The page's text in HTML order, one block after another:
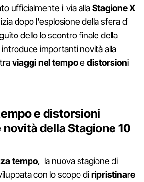
ufficialmente il via allaStagione X
dopo l'esplosione della sfera di
dello lo scontro finale della
introduce importanti novità alla
viaggi nel tempoedistorsioni
e distorsioni
della Stagione 10
tempo, la nuova stagione di
con lo scopo diripristinare